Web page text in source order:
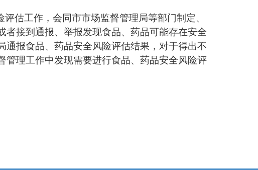
估工作，会同市市场监督管理局等部门制定、
接到通报、举报发现食品、药品可能存在安全
报食品、药品安全风险评估结果，对于得出不
理工作中发现需要进行食品、药品安全风险评